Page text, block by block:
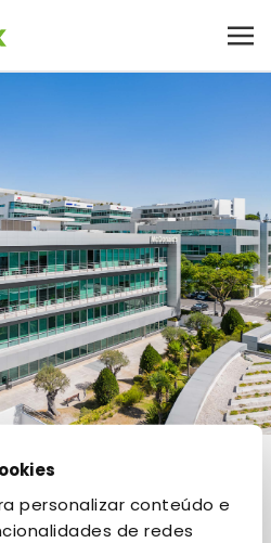
personalizar conteúdo e
de redes